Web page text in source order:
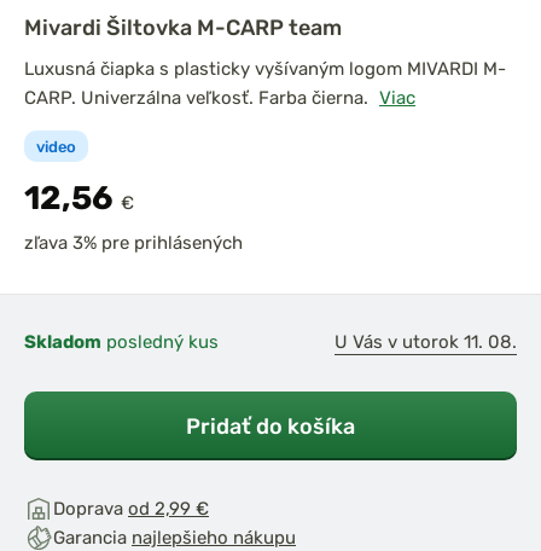
Mivardi Šiltovka M-CARP team
video
Luxusná čiapka s plasticky vyšívaným logom MIVARDI M-
CARP. Univerzálna veľkosť. Farba čierna. Viac
12,56 €
zľava 3% pre prihlásených
Skladom posledný kus U Vás v utorok 11. 08.
Pridať do košíka
Doprava od 2,99 €
Garancia najlepšieho nákupu